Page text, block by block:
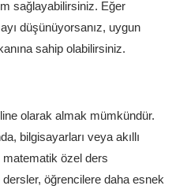
sağlayabilirsiniz. Eğer
düşünüyorsanız, uygun
sahip olabilirsiniz.
olarak almak mümkündür.
bilgisayarları veya akıllı
matematik özel ders
öğrencilere daha esnek